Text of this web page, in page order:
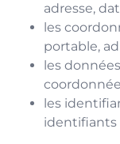
adresse,
les
portable,
les
les
identifiants